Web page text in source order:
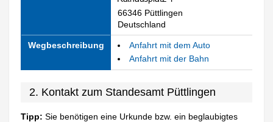
66346 Püttlingen
Deutschland
Wegbeschreibung
Anfahrt mit dem Auto
Anfahrt mit der Bahn
2. Kontakt zum Standesamt Püttlingen
Tipp: Sie benötigen eine Urkunde bzw. ein beglaubigtes